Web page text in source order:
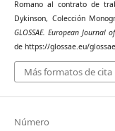
Romano al contrato de
Dykinson, Colección
GLOSSAE. European Journal
de https://glossae.eu/
Más formatos de cita
Número